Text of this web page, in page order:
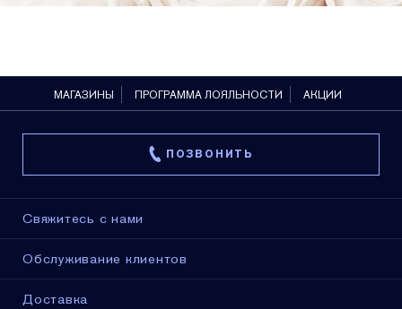
МАГАЗИНЫ ПРОГРАММА ЛОЯЛЬНОСТИ АКЦИИ
ПОЗВОНИТЬ
Свяжитесь с нами
Обслуживание клиентов
Доставка